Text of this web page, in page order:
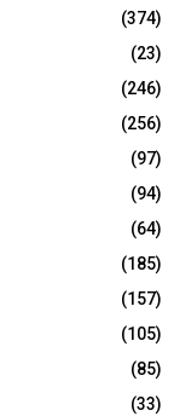
(374)
(23)
(246)
(256)
(97)
(94)
(64)
(185)
(157)
(105)
(85)
(33)